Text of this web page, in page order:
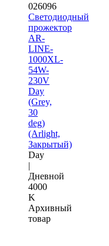
026096
Светодиодный
прожектор
AR-
LINE-
1000XL-
54W-
230V
Day
(Grey,
30
deg)
(Arlight,
Закрытый)
Day
|
Дневной
4000
K
Архивный
товар